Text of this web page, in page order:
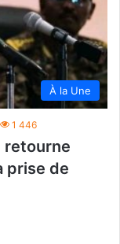
À la Une
1 446
retourne
prise de